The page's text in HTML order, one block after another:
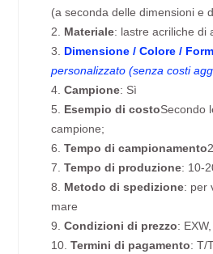
(a seconda delle dimensioni e
2. Materiale: lastre acriliche di
3. Dimensione / Colore /
personalizzato (senza costi
4.Campione: Sì
5. Esempio di costoSecondo
campione;
6.Tempo di campionamento
7.Tempo di produzione: 10-
8. Metodo di spedizione: per
mare
9.Condizioni di prezzo:
10.Termini di pagamento: T/